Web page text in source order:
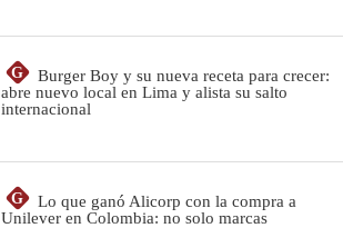
G
Burger Boy y su nueva receta para crecer:
abre nuevo local en Lima y alista su salto
internacional
G
Lo que ganó Alicorp con la compra a
Unilever en Colombia: no solo marcas